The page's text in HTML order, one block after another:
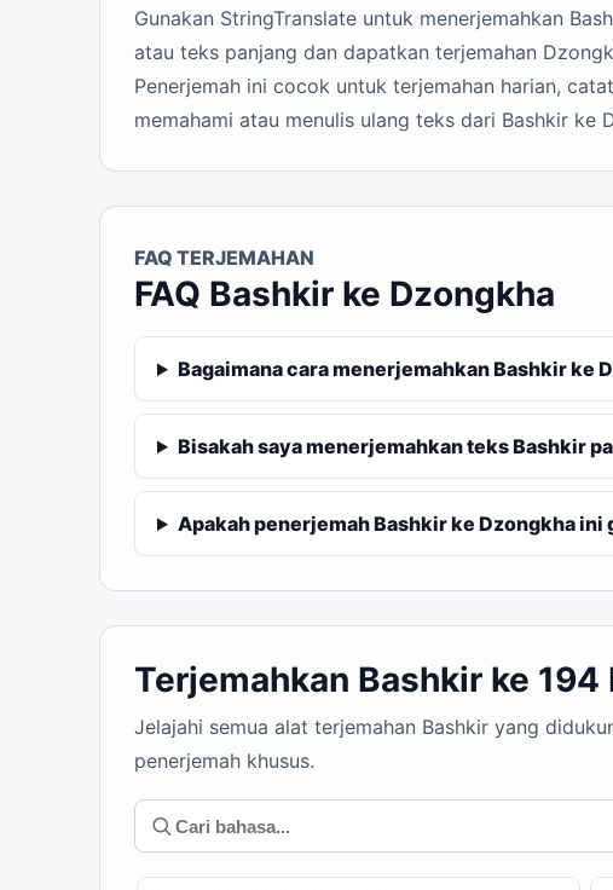
Gunakan StringTranslate untuk menerjemahkan
atau teks panjang dan dapatkan terjemahan
Penerjemah ini cocok untuk terjemahan harian,
memahami atau menulis ulang teks dari Bashkir ke
FAQ TERJEMAHAN
FAQ Bashkir ke Dzongkha
Bagaimana cara menerjemahkan Bashkir ke
Bisakah saya menerjemahkan teks Bashkir
Apakah penerjemah Bashkir ke Dzongkha ini
Terjemahkan Bashkir ke 194
Jelajahi semua alat terjemahan Bashkir yang
penerjemah khusus.